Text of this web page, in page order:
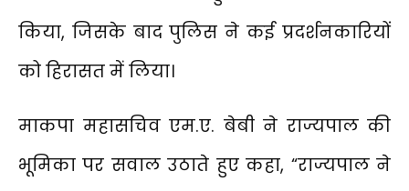
किया, जिसके बाद पुलिस ने कई प्रदर्शनकारियों
को हिरासत में लिया।
माकपा महासचिव एम.ए. बेबी ने राज्यपाल की
भूमिका पर सवाल उठाते हुए कहा, “राज्यपाल ने